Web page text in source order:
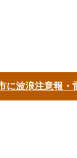
に波浪注意報